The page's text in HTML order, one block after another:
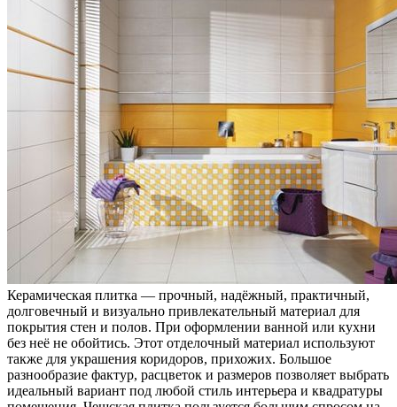
Керамическая плитка — прочный, надёжный, практичный,
долговечный и визуально привлекательный материал для
покрытия стен и полов. При оформлении ванной или кухни
без неё не обойтись. Этот отделочный материал используют
также для украшения коридоров, прихожих. Большое
разнообразие фактур, расцветок и размеров позволяет выбрать
идеальный вариант под любой стиль интерьера и квадратуры